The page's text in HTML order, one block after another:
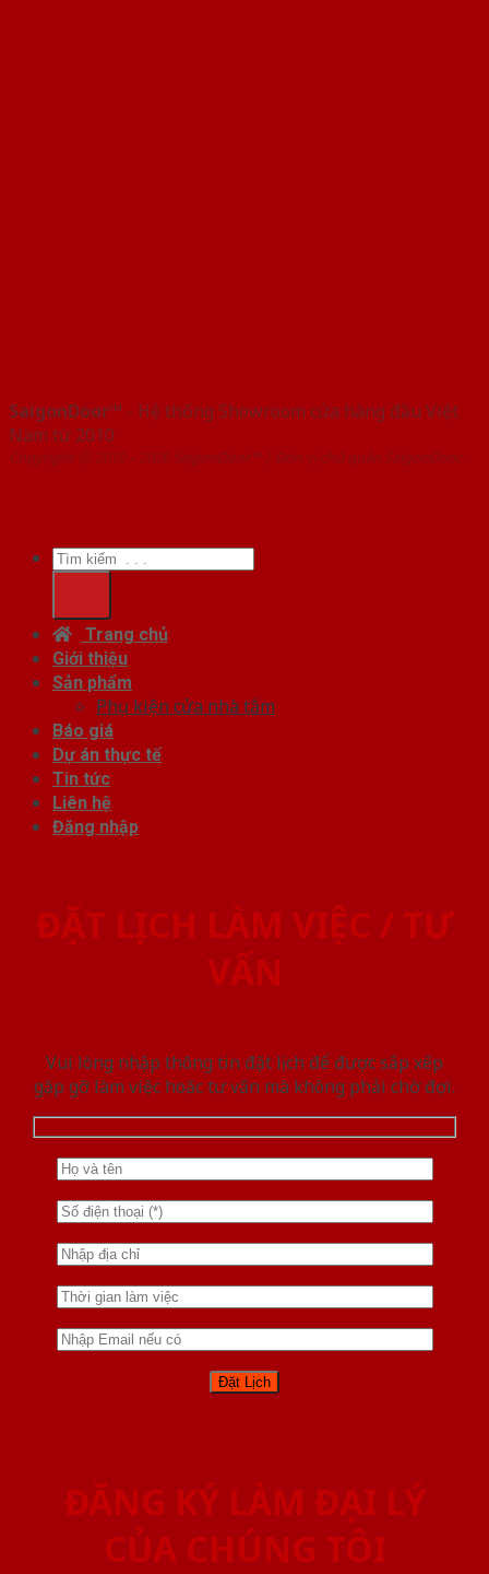
SaigonDoor™ - Hệ thống Showroom cửa hàng đầu Việt
Nam từ 2010
Copyright ⓒ 2010 – 2026 SaigonDoor™ | Đơn vị chủ quản SaigonDoor
Tìm
kiếm:
Trang chủ
Giới thiệu
Sản phẩm
Phụ kiện cửa nhà tắm
Báo giá
Dự án thực tế
Tin tức
Liên hệ
Đăng nhập
ĐẶT LỊCH LÀM VIỆC / TƯ
VẤN
Vui lòng nhập thông tin đặt lịch để được sắp xếp
gặp gỡ làm việc hoăc tư vấn mà không phải chờ đợi.
ĐĂNG KÝ LÀM ĐẠI LÝ
CỦA CHÚNG TÔI